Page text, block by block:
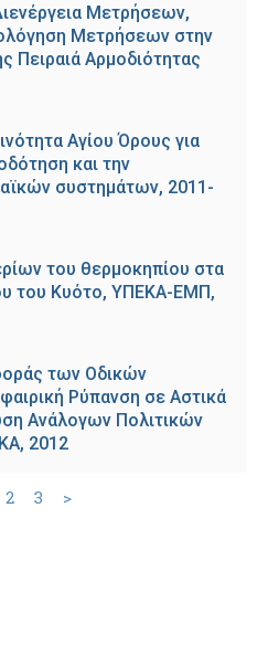
Μετρήσεων,
Μετρήσεων στην
Πειραιά Αρμοδιότητας
Αγίου Όρους για
και την
συστημάτων, 2011-
του θερμοκηπίου στα
του Κυότο, ΥΠΕΚΑ-ΕΜΠ,
των Οδικών
Ρύπανση σε Αστικά
Ανάλογων Πολιτικών
2012
2 3 >